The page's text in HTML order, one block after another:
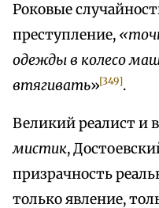
Роковые
преступление,
одежды в колесо
втягивать»[349].
Великий реалист и
мистик,
призрачность
только явление,